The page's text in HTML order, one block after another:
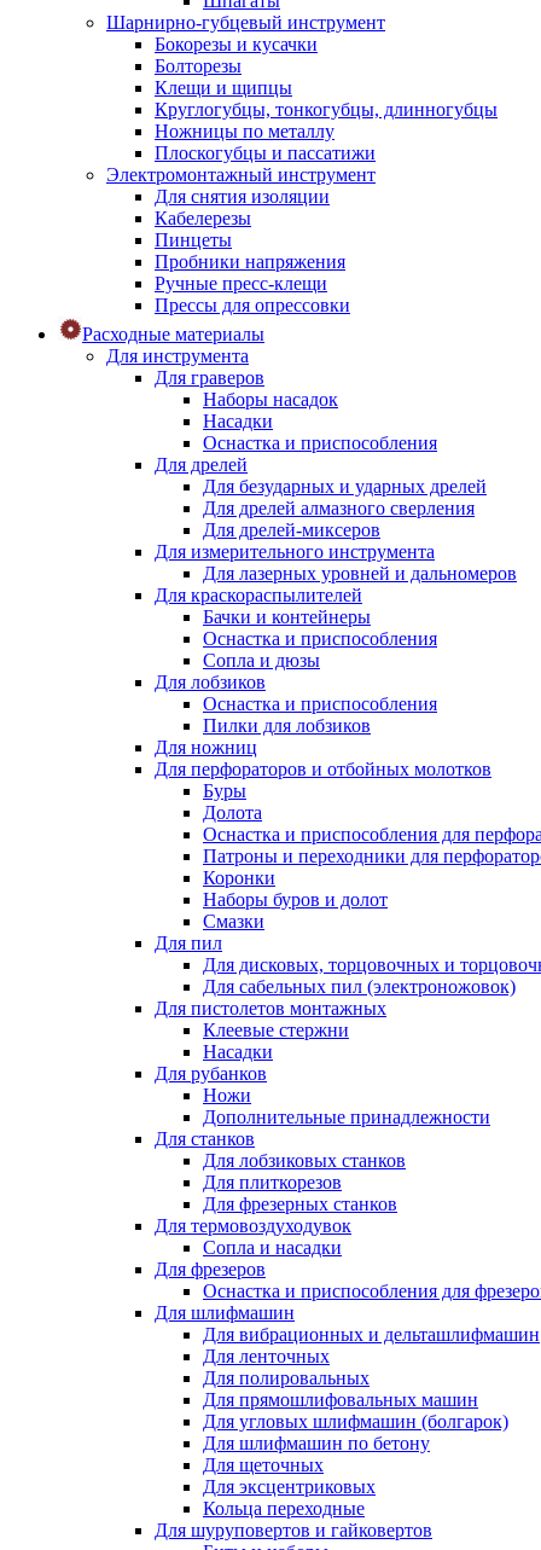
Шарнирно-губцевый инструмент
Бокорезы и кусачки
Болторезы
Клещи и щипцы
Круглогубцы, тонкогубцы, длинногубцы
Ножницы по металлу
Плоскогубцы и пассатижи
Электромонтажный инструмент
Для снятия изоляции
Кабелерезы
Пинцеты
Пробники напряжения
Ручные пресс-клещи
Прессы для опрессовки
Расходные материалы
Для инструмента
Для граверов
Наборы насадок
Насадки
Оснастка и приспособления
Для дрелей
Для безударных и ударных дрелей
Для дрелей алмазного сверления
Для дрелей-миксеров
Для измерительного инструмента
Для лазерных уровней и дальномеров
Для краскораспылителей
Бачки и контейнеры
Оснастка и приспособления
Сопла и дюзы
Для лобзиков
Оснастка и приспособления
Пилки для лобзиков
Для ножниц
Для перфораторов и отбойных молотков
Буры
Долота
Оснастка и приспособления для
Патроны и переходники для
Коронки
Наборы буров и долот
Смазки
Для пил
Для дисковых, торцовочных и
Для сабельных пил (электроножовок)
Для пистолетов монтажных
Клеевые стержни
Насадки
Для рубанков
Ножи
Дополнительные принадлежности
Для станков
Для лобзиковых станков
Для плиткорезов
Для фрезерных станков
Для термовоздуходувок
Сопла и насадки
Для фрезеров
Оснастка и приспособления для
Для шлифмашин
Для вибрационных и дельташлифмашин
Для ленточных
Для полировальных
Для прямошлифовальных машин
Для угловых шлифмашин (болгарок)
Для шлифмашин по бетону
Для щеточных
Для эксцентриковых
Кольца переходные
Для шуруповертов и гайковертов